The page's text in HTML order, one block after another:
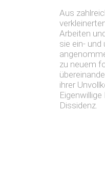
Aus
Arbeiten
sie ein-
zu neuem
ihrer
Dissidenz.